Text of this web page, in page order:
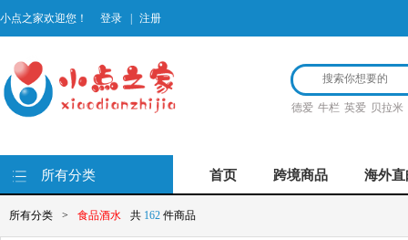
小点之家欢迎您！ 登录 注册
德爱 牛栏 英爱 贝拉米
所有分类 首页 跨境商品 海外直
所有分类 > 食品酒水 共 162 件商品